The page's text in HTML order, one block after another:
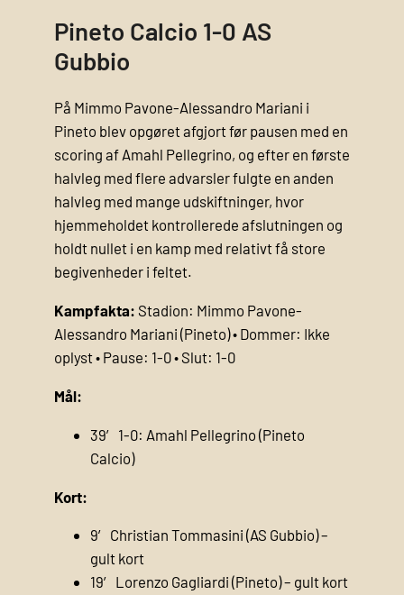
Pineto Calcio 1-0 AS
Gubbio
På Mimmo Pavone-Alessandro Mariani i
Pineto blev opgøret afgjort før pausen med en
scoring af Amahl Pellegrino, og efter en første
halvleg med flere advarsler fulgte en anden
halvleg med mange udskiftninger, hvor
hjemmeholdet kontrollerede afslutningen og
holdt nullet i en kamp med relativt få store
begivenheder i feltet.
Kampfakta: Stadion: Mimmo Pavone-
Alessandro Mariani (Pineto) • Dommer: Ikke
oplyst • Pause: 1-0 • Slut: 1-0
Mål:
39′ 1-0: Amahl Pellegrino (Pineto
Calcio)
Kort:
9′ Christian Tommasini (AS Gubbio) –
gult kort
19′ Lorenzo Gagliardi (Pineto) – gult kort